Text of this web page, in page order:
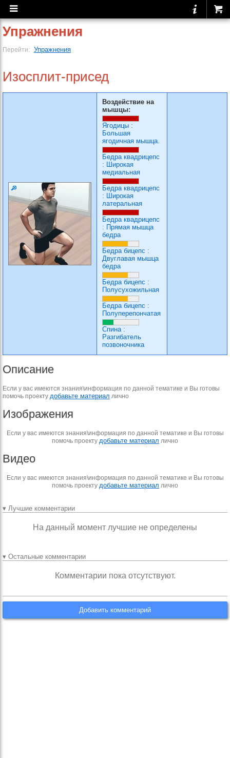
Упражнения
Перейти: Упражнения
Изосплит-присед
Воздействие на
мышцы:
Ягодицы :
Большая
ягодичная мышца.
Бедра квадрицепс
: Широкая
медиальная
Бедра квадрицепс
: Широкая
латеральная
Бедра квадрицепс
: Прямая мышца
бедра
Бедра бицепс :
Двуглавая мышца
бедра
Бедра бицепс :
Полусухожильная
Бедра бицепс :
Полуперепончатая
Спина:
Разгибатель
позвоночника
Описание
Если у вас имеются знания\информация по данной тематике и Вы готовы
помочь проекту добавьте материал лично
Изображения
Если у вас имеются знания\информация по данной тематике и Вы готовы
помочь проекту добавьте материал лично
Видео
Если у вас имеются знания\информация по данной тематике и Вы готовы
помочь проекту добавьте материал лично
▾ Лучшие комментарии
На данный момент лучшие не определены
▾ Остальные комментарии
Комментарии пока отсутствуют.
Добавить комментарий